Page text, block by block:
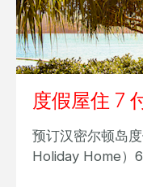
心型岛冒险
参加“心型岛之
式探索大堡礁